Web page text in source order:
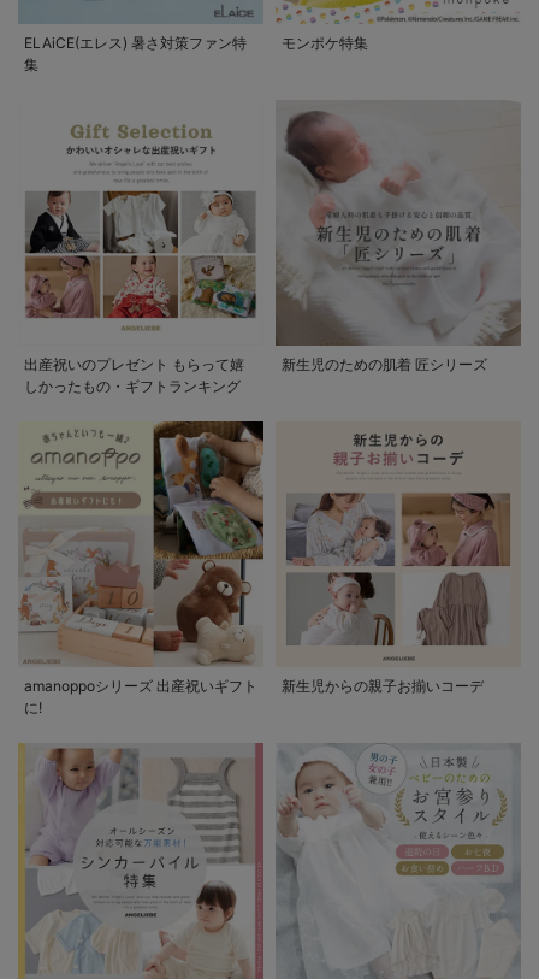
ELAiCE(エレス) 暑さ対策ファン特
集
モンポケ特集
出産祝いのプレゼント もらって嬉
しかったもの・ギフトランキング
新生児のための肌着 匠シリーズ
amanoppoシリーズ 出産祝いギフト
に!
新生児からの親子お揃いコーデ